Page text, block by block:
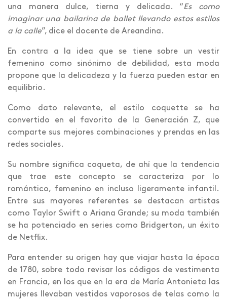
una manera dulce, tierna y delicada. “Es como
imaginar una bailarina de ballet llevando estos estilos
a la calle”, dice el docente de Areandina.
En contra a la idea que se tiene sobre un vestir
femenino como sinónimo de debilidad, esta moda
propone que la delicadeza y la fuerza pueden estar en
equilibrio.
Como dato relevante, el estilo coquette se ha
convertido en el favorito de la Generación Z, que
comparte sus mejores combinaciones y prendas en las
redes sociales.
Su nombre significa coqueta, de ahí que la tendencia
que trae este concepto se caracteriza por lo
romántico, femenino en incluso ligeramente infantil.
Entre sus mayores referentes se destacan artistas
como Taylor Swift o Ariana Grande; su moda también
se ha potenciado en series como Bridgerton, un éxito
de Netflix.
Para entender su origen hay que viajar hasta la época
de 1780, sobre todo revisar los códigos de vestimenta
en Francia, en los que en la era de María Antonieta las
mujeres llevaban vestidos vaporosos de telas como la